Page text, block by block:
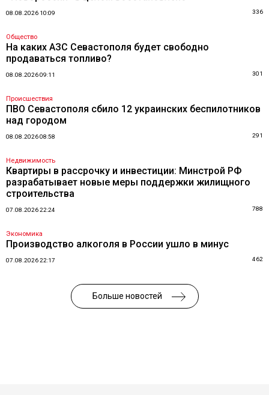
08.08.2026 10:09 336
Общество
На каких АЗС Севастополя будет свободно
продаваться топливо?
08.08.2026 09:11 301
Происшествия
ПВО Севастополя сбило 12 украинских беспилотников
над городом
08.08.2026 08:58 291
Недвижимость
Квартиры в рассрочку и инвестиции: Минстрой РФ
разрабатывает новые меры поддержки жилищного
строительства
07.08.2026 22:24 788
Экономика
Производство алкоголя в России ушло в минус
07.08.2026 22:17 462
Больше новостей